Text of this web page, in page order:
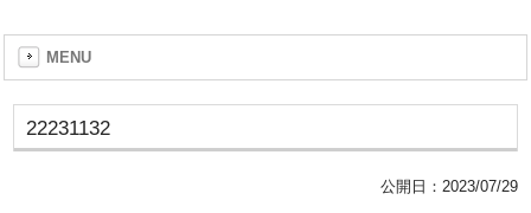
MENU
22231132
公開日： 2023/07/29